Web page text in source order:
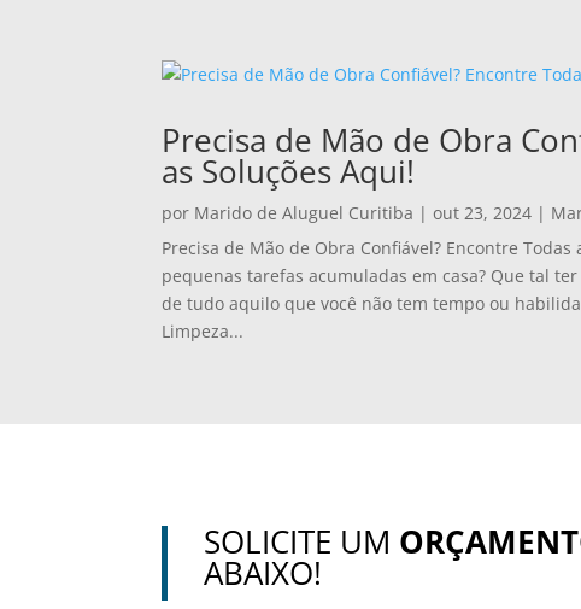
Precisa de Mão de Obra
as Soluções Aqui!
por Marido de Aluguel Curitiba |out 23, 2024 |
Precisa de Mão de Obra Confiável? Encontre Todas
pequenas tarefas acumuladas em casa? Que tal
de tudo aquilo que você não tem tempo ou
Limpeza...
SOLICITE UM
ABAIXO!